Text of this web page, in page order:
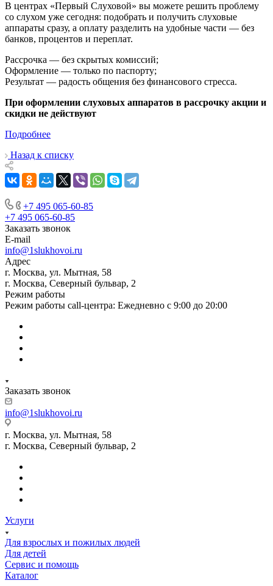
В центрах «Первый Слуховой» вы можете решить проблему
со слухом уже сегодня: подобрать и получить слуховые
аппараты сразу, а оплату разделить на удобные части — без
банков, процентов и переплат.
Рассрочка — без скрытых комиссий;
Оформление — только по паспорту;
Результат — радость общения без финансового стресса.
При оформлении слуховых аппаратов в рассрочку акции и
скидки не действуют
Подробнее
Назад к списку
+7 495 065-60-85
+7 495 065-60-85
Заказать звонок
E-mail
info@1slukhovoi.ru
Адрес
г. Москва, ул. Мытная, 58
г. Москва, Северный бульвар, 2
Режим работы
Режим работы call-центра: Ежедневно с 9:00 до 20:00
Заказать звонок
info@1slukhovoi.ru
г. Москва, ул. Мытная, 58
г. Москва, Северный бульвар, 2
Услуги
Для взрослых и пожилых людей
Для детей
Сервис и помощь
Каталог